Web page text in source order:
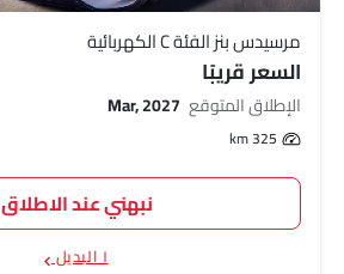
مرسيدس بنز الفئة C الكهربائية
السعر قريبًا
الإطلاق المتوقع Mar, 2027
325 km
نبهني عند الاطلاق
١ البديل